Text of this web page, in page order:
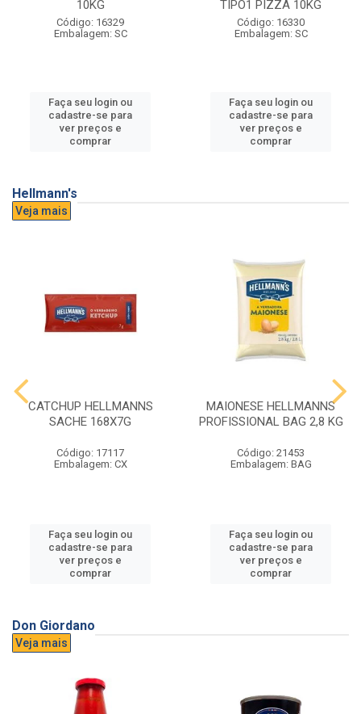
10KG
Código: 16329
Embalagem: SC
Faça seu login ou
cadastre-se para
ver preços e
comprar
TIPO1 PIZZA 10KG
Código: 16330
Embalagem: SC
Faça seu login ou
cadastre-se para
ver preços e
comprar
Hellmann's
Veja mais
CATCHUP HELLMANNS
SACHE 168X7G
Código: 17117
Embalagem: CX
Faça seu login ou
cadastre-se para
ver preços e
comprar
MAIONESE HELLMANNS
PROFISSIONAL BAG 2,8 KG
Código: 21453
Embalagem: BAG
Faça seu login ou
cadastre-se para
ver preços e
comprar
Don Giordano
Veja mais